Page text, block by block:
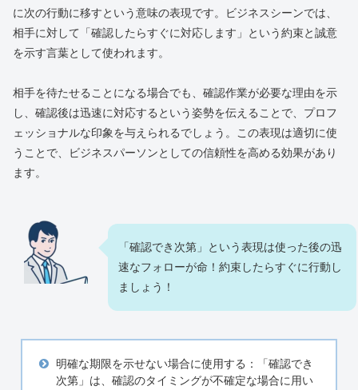
に次の行動に移すという意味の表現です。ビジネスシーンでは、
相手に対して「確認したらすぐに対応します」という約束と誠意
を示す言葉として使われます。
相手を待たせることになる場合でも、確認作業が必要な理由を示
し、確認後は迅速に対応するという姿勢を伝えることで、プロフ
ェッショナルな印象を与えられるでしょう。この表現は適切に使
うことで、ビジネスパーソンとしての信頼性を高める効果があり
ます。
「確認でき次第」という表現は使った後の迅
速なフォローが命！約束したらすぐに行動し
ましょう！
明確な期限を示せない場合に使用する：「確認でき
次第」は、確認のタイミングが不確定な場合に用い